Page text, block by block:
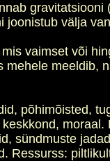
joonistub välja
vaimset või
mehele meeldib,
põhimõisted,
sündmuste
Ressurss: